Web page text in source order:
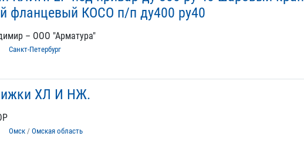
фланцевый КОСО п/п ду400 ру40
– ООО "Арматура"
Санкт-Петербург
ХЛ И НЖ.
Омск / Омская область